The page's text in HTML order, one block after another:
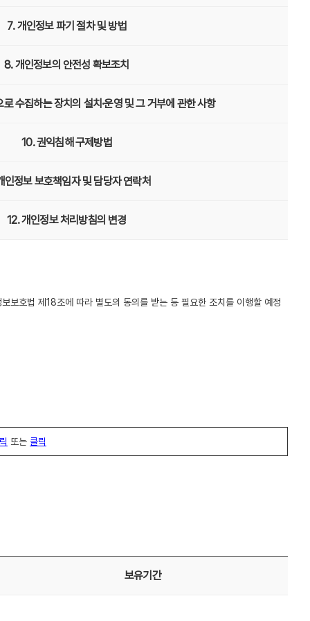
7. 개인정보 파기 절차 및 방법
8. 개인정보의 안전성 확보조치
수집하는 장치의 설치·운영 및 그 거부에 관한 사항
10. 권익침해 구제방법
인정보 보호책임자 및 담당자 연락처
12. 개인정보 처리방침의 변경
보호법 제18조에 따라 별도의 동의를 받는 등 필요한 조치를 이행할 예정
또는 클릭
보유기간